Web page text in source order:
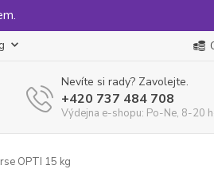
Nevíte si rady? Zavolejte.
+420 737 484 708
Výdejna e-shopu: Po-Ne, 8-20
OPTI 15 kg